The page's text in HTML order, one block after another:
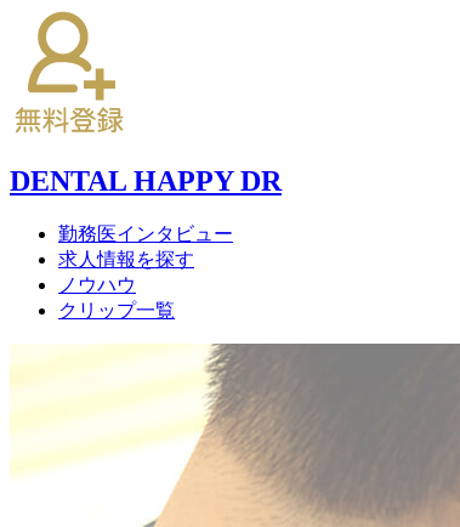
DENTAL HAPPY DR
勤務医インタビュー
求人情報を探す
ノウハウ
クリップ一覧